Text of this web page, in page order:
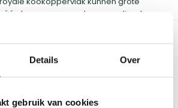
Details Over
gebruik van cookies
keer warm worden opgediend.
met:
roosters